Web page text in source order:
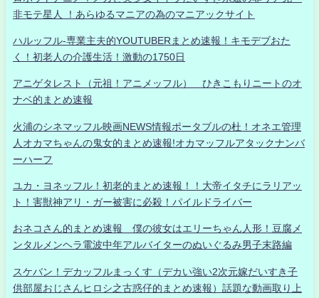
非モテ星人 ！あらゆるマニアの為のマニアックサイト
ハルッフル-専業主夫的YOUTUBERまとめ速報！キモデブおた
く！初老人の介護生活！激動の1750日
アニゲタレスト（元祖！アニメッフル） ひきこもりニートのオ
ナベ的まとめ速報
火浦のシネマッフル映画NEWS情報ポータブルの杜！オネエ管理
人オカマちゃんの鬼女的まとめ速報!オカマッフルアタックナンバ
ーハーフ
ユカ・ヨネッフル！初老的まとめ速報！！大帝イタチにラリアッ
ト！害獣神アリ・ガー被害に必殺！パイルドライバー
おネコさん的まとめ速報 僕の彼女はエリーちゃん人形！豆腐メ
ンタルメンヘラ電波中年アルバイターのぬいぐるみ男子末路編
スケバン！デカッフルまっくす（デカい強い2次元嫁だいすき子
供部屋おじさんヒロシ之古惑仔的まとめ速報）話題な動画取り上